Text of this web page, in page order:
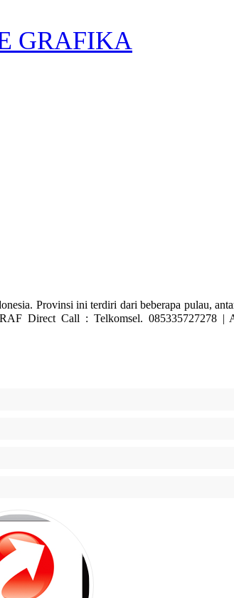
GRAFIKA
Provinsi ini terdiri dari beberapa pulau,
Direct Call : Telkomsel. 085335727278 |